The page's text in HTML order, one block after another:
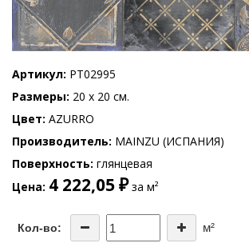
Артикул PT02995
Размеры 20 x 20 см.
Цвет AZURRO
Производитель MAINZU (ИСПАНИЯ)
Поверхность глянцевая
Цена 4 222,05 ₽за м²
Кол-во: м²